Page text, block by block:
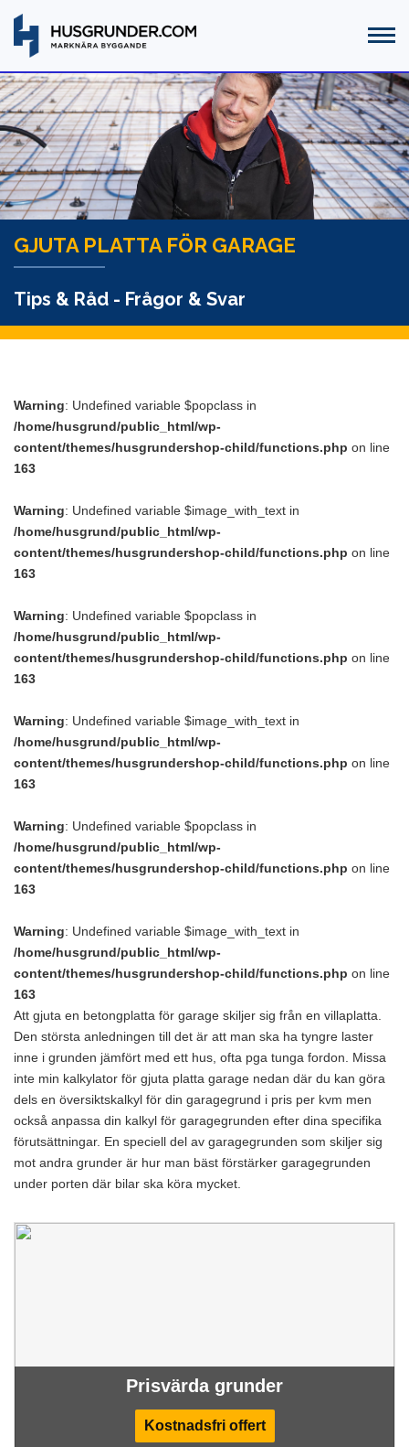
GJUTA PLATTA FÖR GARAGE
Tips & Råd - Frågor & Svar
Warning: Undefined variable $popclass in
/home/husgrund/public_html/wp-
content/themes/husgrundershop-child/functions.php on line
163
Warning: Undefined variable $image_with_text in
/home/husgrund/public_html/wp-
content/themes/husgrundershop-child/functions.php on line
163
Warning: Undefined variable $popclass in
/home/husgrund/public_html/wp-
content/themes/husgrundershop-child/functions.php on line
163
Warning: Undefined variable $image_with_text in
/home/husgrund/public_html/wp-
content/themes/husgrundershop-child/functions.php on line
163
Warning: Undefined variable $popclass in
/home/husgrund/public_html/wp-
content/themes/husgrundershop-child/functions.php on line
163
Warning: Undefined variable $image_with_text in
/home/husgrund/public_html/wp-
content/themes/husgrundershop-child/functions.php on line
163
Att gjuta en betongplatta för garage skiljer sig från en villaplatta.
Den största anledningen till det är att man ska ha tyngre laster
inne i grunden jämfört med ett hus, ofta pga tunga fordon. Missa
inte min kalkylator för gjuta platta garage nedan där du kan göra
dels en översiktskalkyl för din garagegrund i pris per kvm men
också anpassa din kalkyl för garagegrunden efter dina specifika
förutsättningar. En speciell del av garagegrunden som skiljer sig
mot andra grunder är hur man bäst förstärker garagegrunden
under porten där bilar ska köra mycket.
Prisvärda grunder
Kostnadsfri offert